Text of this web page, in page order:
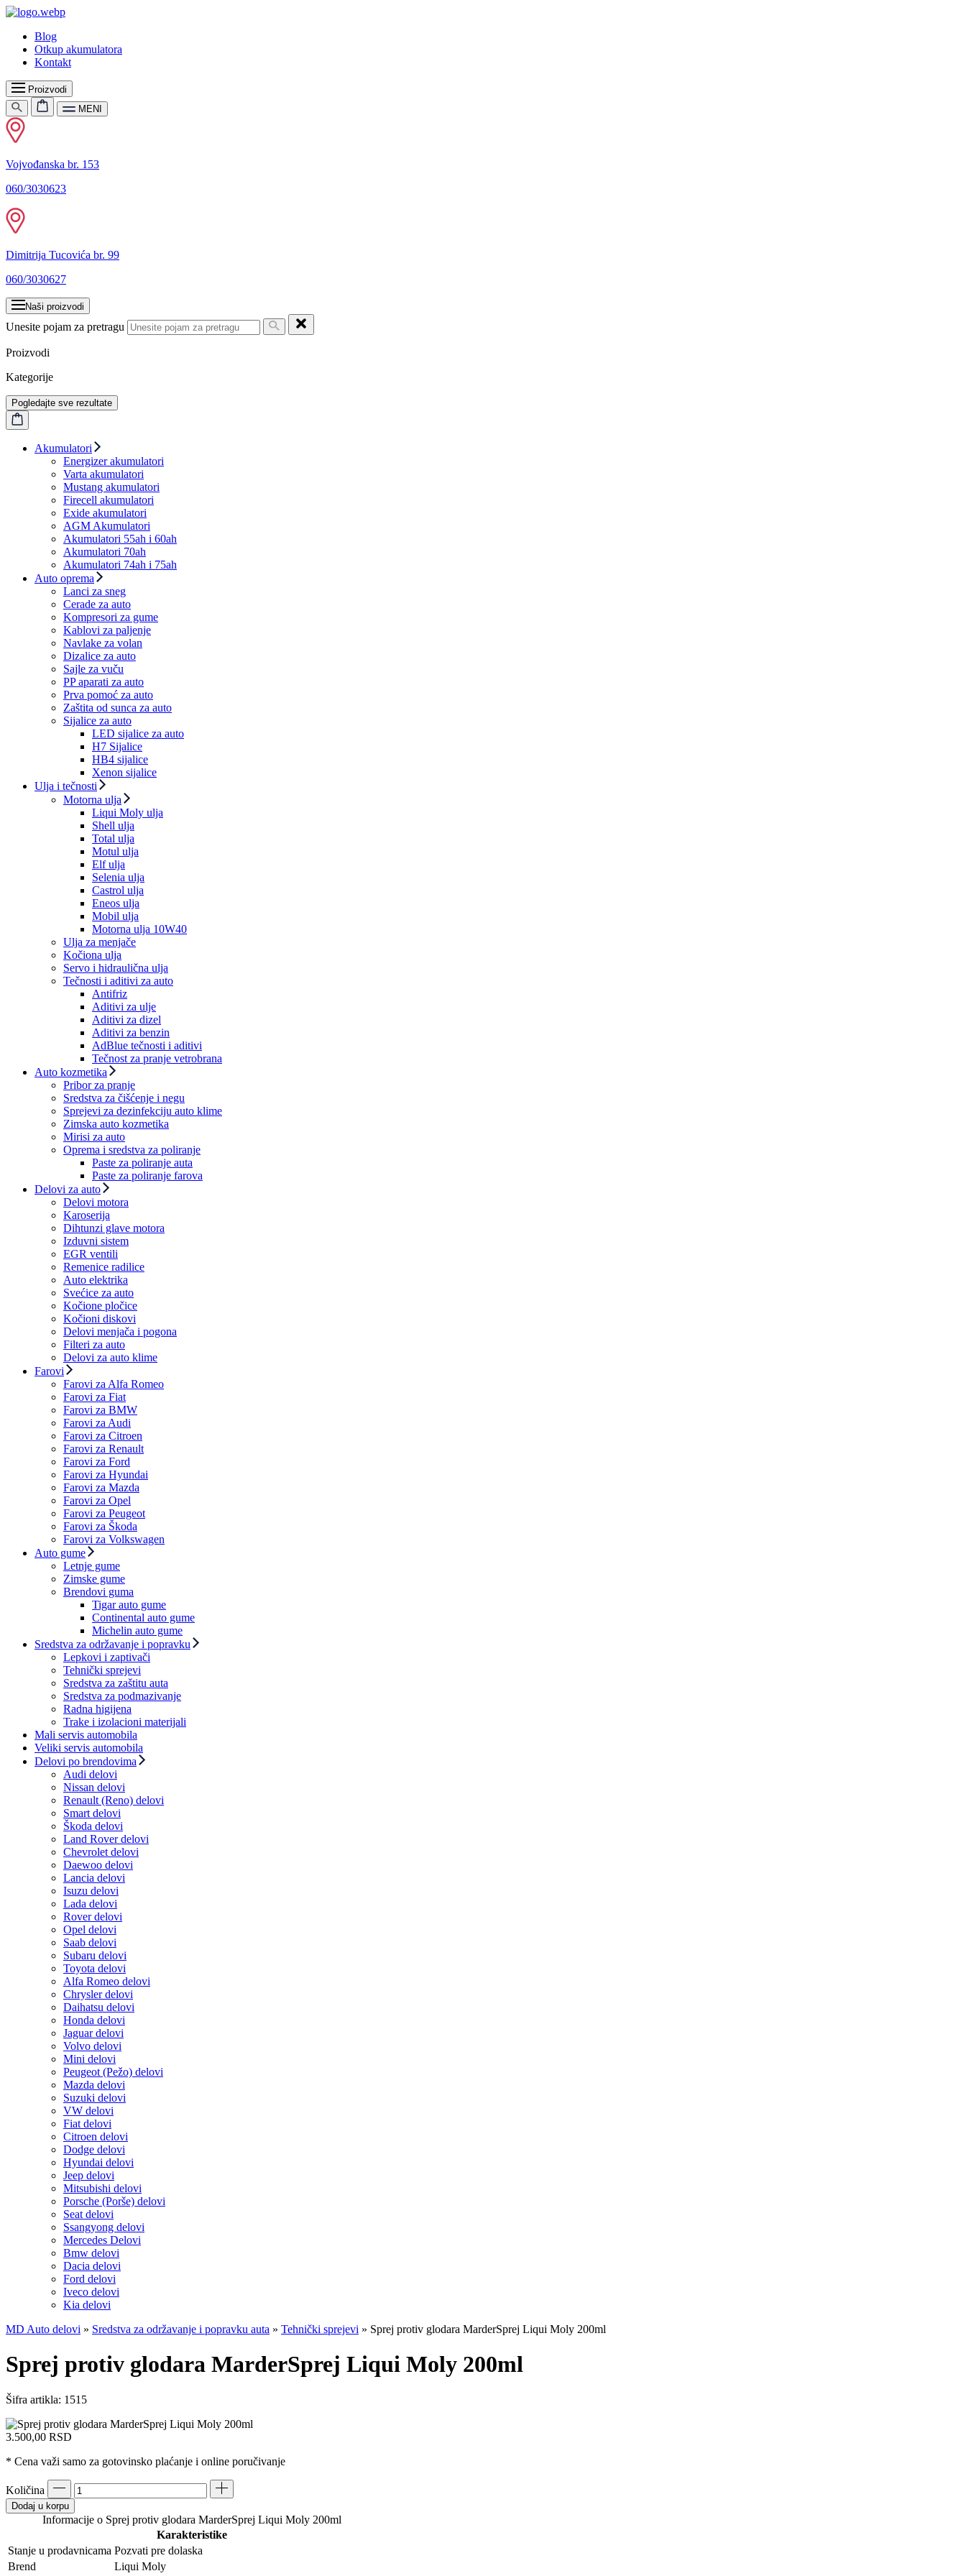
Blog
Otkup akumulatora
Kontakt
Proizvodi
MENI
Vojvođanska br. 153
060/3030623
Dimitrija Tucovića br. 99
060/3030627
Naši proizvodi
Unesite pojam za pretragu
Proizvodi
Kategorije
Pogledajte sve rezultate
Akumulatori
Energizer akumulatori
Varta akumulatori
Mustang akumulatori
Firecell akumulatori
Exide akumulatori
AGM Akumulatori
Akumulatori 55ah i 60ah
Akumulatori 70ah
Akumulatori 74ah i 75ah
Auto oprema
Lanci za sneg
Cerade za auto
Kompresori za gume
Kablovi za paljenje
Navlake za volan
Dizalice za auto
Sajle za vuču
PP aparati za auto
Prva pomoć za auto
Zaštita od sunca za auto
Sijalice za auto
LED sijalice za auto
H7 Sijalice
HB4 sijalice
Xenon sijalice
Ulja i tečnosti
Motorna ulja
Liqui Moly ulja
Shell ulja
Total ulja
Motul ulja
Elf ulja
Selenia ulja
Castrol ulja
Eneos ulja
Mobil ulja
Motorna ulja 10W40
Ulja za menjače
Kočiona ulja
Servo i hidraulična ulja
Tečnosti i aditivi za auto
Antifriz
Aditivi za ulje
Aditivi za dizel
Aditivi za benzin
AdBlue tečnosti i aditivi
Tečnost za pranje vetrobrana
Auto kozmetika
Pribor za pranje
Sredstva za čišćenje i negu
Sprejevi za dezinfekciju auto klime
Zimska auto kozmetika
Mirisi za auto
Oprema i sredstva za poliranje
Paste za poliranje auta
Paste za poliranje farova
Delovi za auto
Delovi motora
Karoserija
Dihtunzi glave motora
Izduvni sistem
EGR ventili
Remenice radilice
Auto elektrika
Svećice za auto
Kočione pločice
Kočioni diskovi
Delovi menjača i pogona
Filteri za auto
Delovi za auto klime
Farovi
Farovi za Alfa Romeo
Farovi za Fiat
Farovi za BMW
Farovi za Audi
Farovi za Citroen
Farovi za Renault
Farovi za Ford
Farovi za Hyundai
Farovi za Mazda
Farovi za Opel
Farovi za Peugeot
Farovi za Škoda
Farovi za Volkswagen
Auto gume
Letnje gume
Zimske gume
Brendovi guma
Tigar auto gume
Continental auto gume
Michelin auto gume
Sredstva za održavanje i popravku
Lepkovi i zaptivači
Tehnički sprejevi
Sredstva za zaštitu auta
Sredstva za podmazivanje
Radna higijena
Trake i izolacioni materijali
Mali servis automobila
Veliki servis automobila
Delovi po brendovima
Audi delovi
Nissan delovi
Renault (Reno) delovi
Smart delovi
Škoda delovi
Land Rover delovi
Chevrolet delovi
Daewoo delovi
Lancia delovi
Isuzu delovi
Lada delovi
Rover delovi
Opel delovi
Saab delovi
Subaru delovi
Toyota delovi
Alfa Romeo delovi
Chrysler delovi
Daihatsu delovi
Honda delovi
Jaguar delovi
Volvo delovi
Mini delovi
Peugeot (Pežo) delovi
Mazda delovi
Suzuki delovi
VW delovi
Fiat delovi
Citroen delovi
Dodge delovi
Hyundai delovi
Jeep delovi
Mitsubishi delovi
Porsche (Porše) delovi
Seat delovi
Ssangyong delovi
Mercedes Delovi
Bmw delovi
Dacia delovi
Ford delovi
Iveco delovi
Kia delovi
MD Auto delovi » Sredstva za održavanje i popravku auta » Tehnički sprejevi » Sprej protiv glodara MarderSprej Liqui Moly 200ml
Sprej protiv glodara MarderSprej Liqui Moly 200ml
Šifra artikla: 1515
3.500,00 RSD
* Cena važi samo za gotovinsko plaćanje i online poručivanje
Količina
Dodaj u korpu
Informacije o Sprej protiv glodara MarderSprej Liqui Moly 200ml
Karakteristike
Stanje u prodavnicama Pozvati pre dolaska
Brend
Liqui Moly